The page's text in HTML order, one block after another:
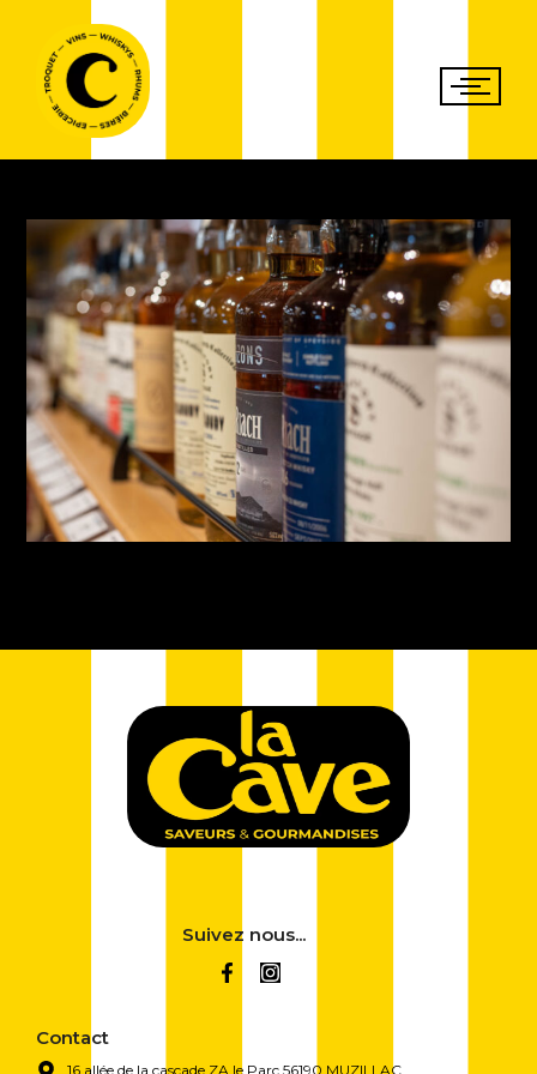
Suivez nous...
Contact
16 allée de la cascade ZA le Parc 56190 MUZILLAC